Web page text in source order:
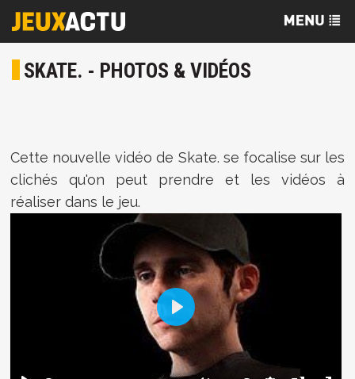
SKATE. - PHOTOS & VIDÉOS
Cette nouvelle vidéo de Skate. se focalise sur les
clichés qu'on peut prendre et les vidéos à
réaliser dans le jeu.